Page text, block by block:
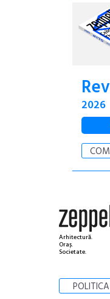
2026
Arhitectură.
Oraș.
Societate.